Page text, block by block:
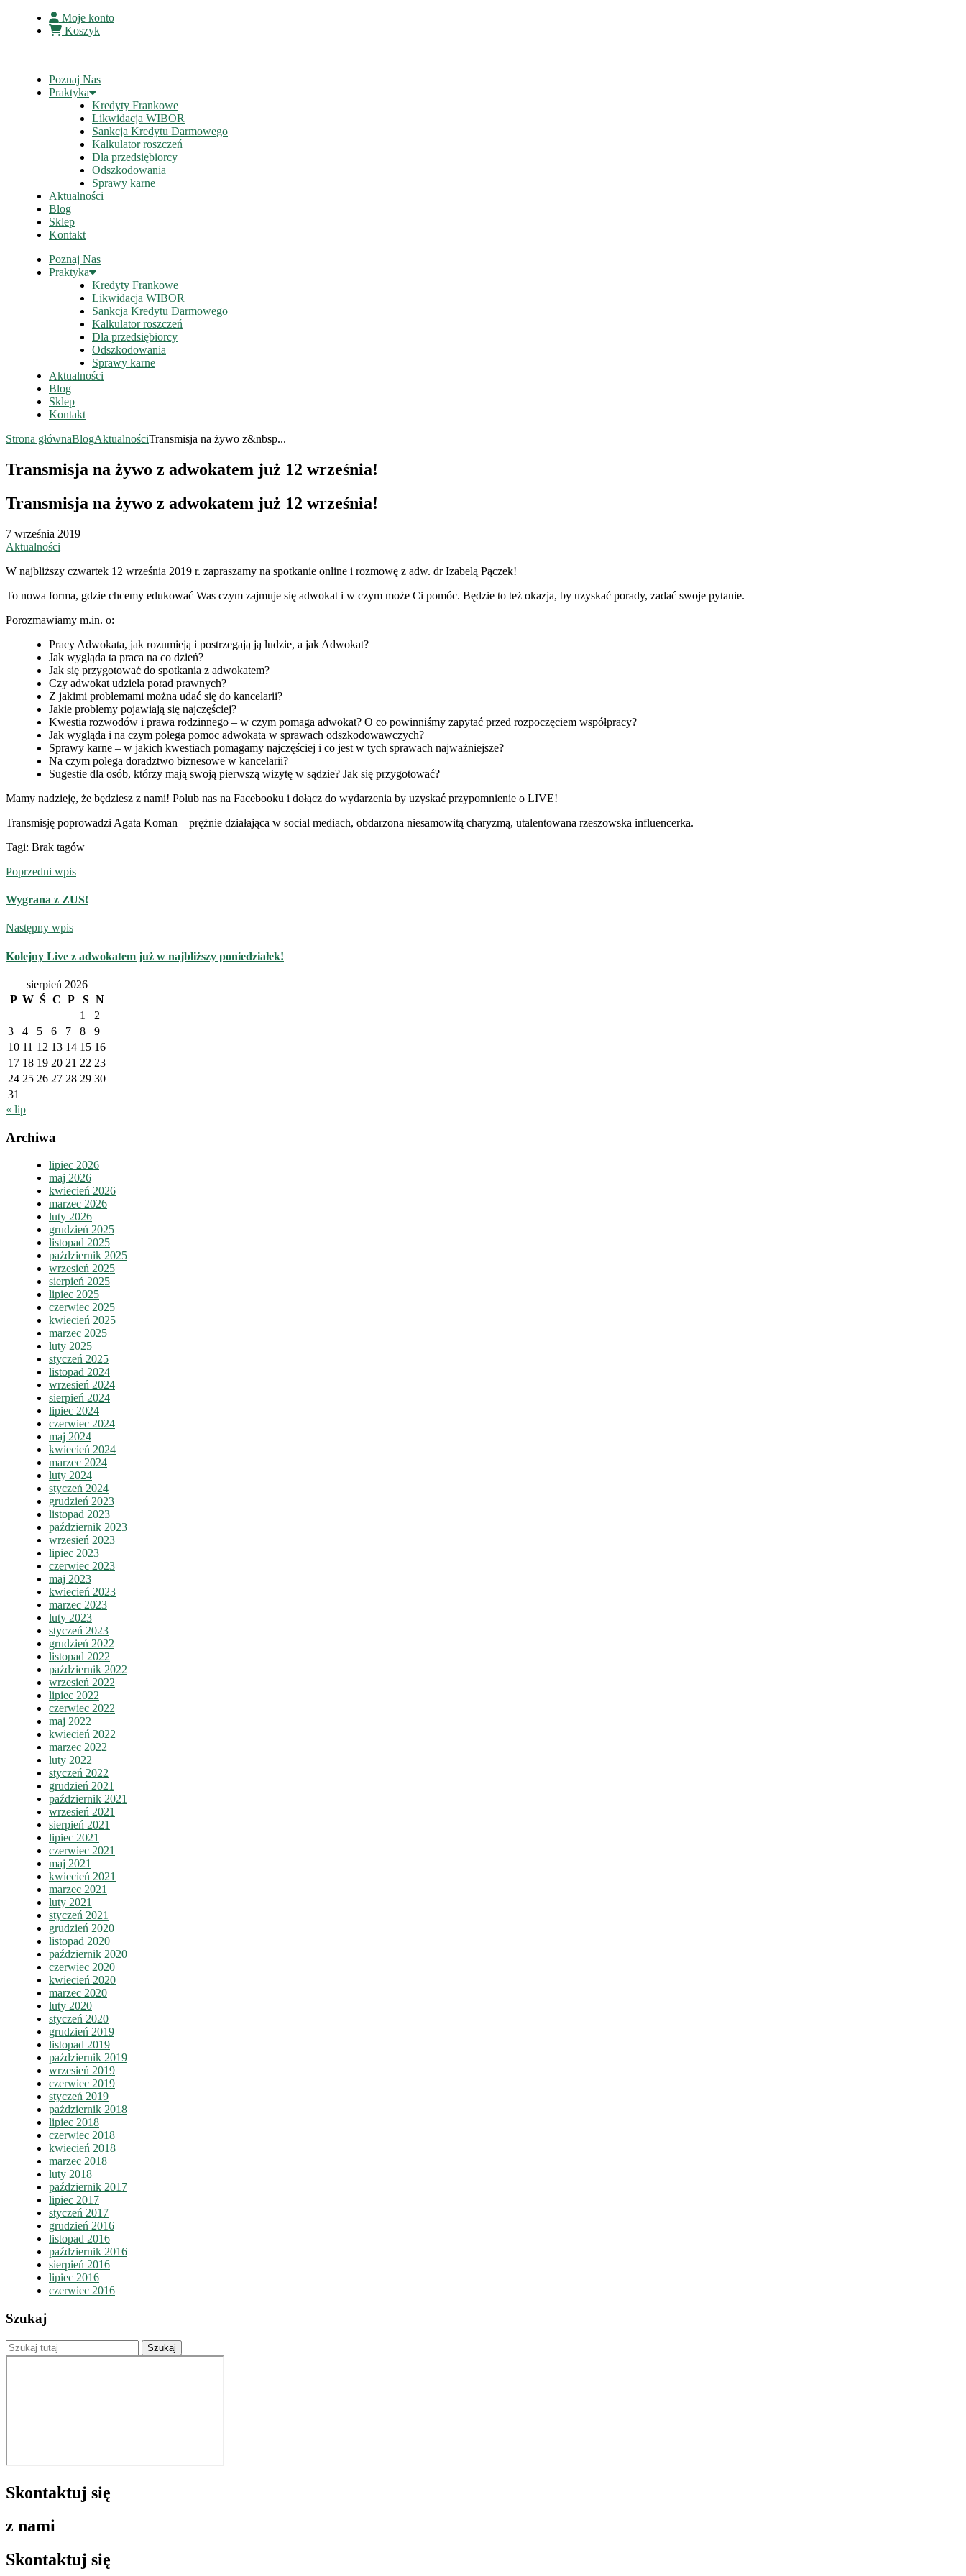
Moje konto
Koszyk
Poznaj Nas
Praktyka
Kredyty Frankowe
Likwidacja WIBOR
Sankcja Kredytu Darmowego
Kalkulator roszczeń
Dla przedsiębiorcy
Odszkodowania
Sprawy karne
Aktualności
Blog
Sklep
Kontakt
Poznaj Nas
Praktyka
Kredyty Frankowe
Likwidacja WIBOR
Sankcja Kredytu Darmowego
Kalkulator roszczeń
Dla przedsiębiorcy
Odszkodowania
Sprawy karne
Aktualności
Blog
Sklep
Kontakt
Strona głównaBlogAktualnościTransmisja na żywo z&nbsp...
Transmisja na żywo z adwokatem już 12 września!
Transmisja na żywo z adwokatem już 12 września!
7 września 2019
Aktualności
W najbliższy czwartek 12 września 2019 r. zapraszamy na spotkanie online i rozmowę z adw. dr Izabelą Pączek!
To nowa forma, gdzie chcemy edukować Was czym zajmuje się adwokat i w czym może Ci pomóc. Będzie to też okazja, by uzyskać porady, zadać swoje pytanie.
Porozmawiamy m.in. o:
Pracy Adwokata, jak rozumieją i postrzegają ją ludzie, a jak Adwokat?
Jak wygląda ta praca na co dzień?
Jak się przygotować do spotkania z adwokatem?
Czy adwokat udziela porad prawnych?
Z jakimi problemami można udać się do kancelarii?
Jakie problemy pojawiają się najczęściej?
Kwestia rozwodów i prawa rodzinnego – w czym pomaga adwokat? O co powinniśmy zapytać przed rozpoczęciem współpracy?
Jak wygląda i na czym polega pomoc adwokata w sprawach odszkodowawczych?
Sprawy karne – w jakich kwestiach pomagamy najczęściej i co jest w tych sprawach najważniejsze?
Na czym polega doradztwo biznesowe w kancelarii?
Sugestie dla osób, którzy mają swoją pierwszą wizytę w sądzie? Jak się przygotować?
Mamy nadzieję, że będziesz z nami! Polub nas na Facebooku i dołącz do wydarzenia by uzyskać przypomnienie o LIVE!
Transmisję poprowadzi Agata Koman – prężnie działająca w social mediach, obdarzona niesamowitą charyzmą, utalentowana rzeszowska influencerka.
Tagi: Brak tagów
Poprzedni wpis
Wygrana z ZUS!
Następny wpis
Kolejny Live z adwokatem już w najbliższy poniedziałek!
sierpień 2026
P W Ś C P S N
1
2
3
4 5 6 7 8
9
10 11 12 13 14 15 16
17 18 19 20 21 22 23
24 25 26 27 28 29 30
31
« lip
Archiwa
lipiec 2026
maj 2026
kwiecień 2026
marzec 2026
luty 2026
grudzień 2025
listopad 2025
październik 2025
wrzesień 2025
sierpień 2025
lipiec 2025
czerwiec 2025
kwiecień 2025
marzec 2025
luty 2025
styczeń 2025
listopad 2024
wrzesień 2024
sierpień 2024
lipiec 2024
czerwiec 2024
maj 2024
kwiecień 2024
marzec 2024
luty 2024
styczeń 2024
grudzień 2023
listopad 2023
październik 2023
wrzesień 2023
lipiec 2023
czerwiec 2023
maj 2023
kwiecień 2023
marzec 2023
luty 2023
styczeń 2023
grudzień 2022
listopad 2022
październik 2022
wrzesień 2022
lipiec 2022
czerwiec 2022
maj 2022
kwiecień 2022
marzec 2022
luty 2022
styczeń 2022
grudzień 2021
październik 2021
wrzesień 2021
sierpień 2021
lipiec 2021
czerwiec 2021
maj 2021
kwiecień 2021
marzec 2021
luty 2021
styczeń 2021
grudzień 2020
listopad 2020
październik 2020
czerwiec 2020
kwiecień 2020
marzec 2020
luty 2020
styczeń 2020
grudzień 2019
listopad 2019
październik 2019
wrzesień 2019
czerwiec 2019
styczeń 2019
październik 2018
lipiec 2018
czerwiec 2018
kwiecień 2018
marzec 2018
luty 2018
październik 2017
lipiec 2017
styczeń 2017
grudzień 2016
listopad 2016
październik 2016
sierpień 2016
lipiec 2016
czerwiec 2016
Szukaj
Skontaktuj się
z nami
Skontaktuj się